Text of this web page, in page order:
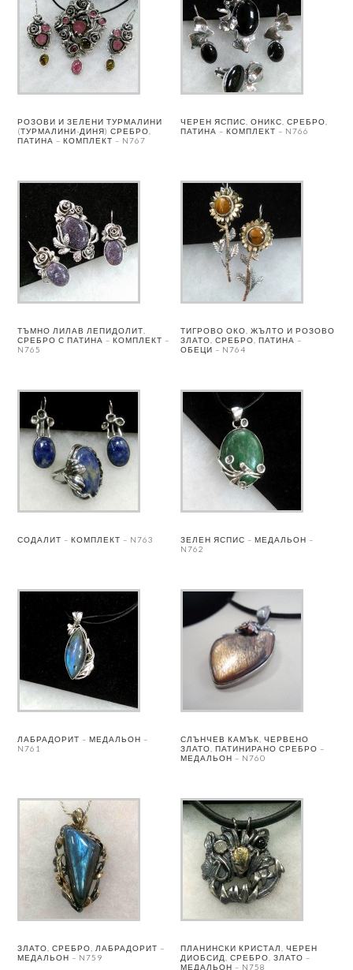
РОЗОВИ И ЗЕЛЕНИ ТУРМАЛИНИ
(ТУРМАЛИНИ-ДИНЯ) СРЕБРО,
ПАТИНА – КОМПЛЕКТ – N767
ЧЕРЕН ЯСПИС, ОНИКС, СРЕБРО,
ПАТИНА – КОМПЛЕКТ – N766
ТЪМНО ЛИЛАВ ЛЕПИДОЛИТ,
СРЕБРО С ПАТИНА – КОМПЛЕКТ –
N765
ТИГРОВО ОКО, ЖЪЛТО И РОЗОВО
ЗЛАТО, СРЕБРО, ПАТИНА –
ОБЕЦИ – N764
СОДАЛИТ – КОМПЛЕКТ – N763
ЗЕЛЕН ЯСПИС – МЕДАЛЬОН –
N762
ЛАБРАДОРИТ – МЕДАЛЬОН –
N761
СЛЪНЧЕВ КАМЪК, ЧЕРВЕНО
ЗЛАТО, ПАТИНИРАНО СРЕБРО –
МЕДАЛЬОН – N760
ЗЛАТО, СРЕБРО, ЛАБРАДОРИТ –
МЕДАЛЬОН – N759
ПЛАНИНСКИ КРИСТАЛ, ЧЕРЕН
ДИОБСИД, СРЕБРО, ЗЛАТО –
МЕДАЛЬОН – N758